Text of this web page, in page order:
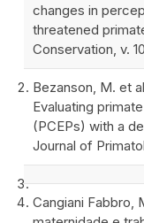
changes in
threatened
Conservation, v.
Bezanson, M. et
Evaluating
(PCEPs) with a
Journal of
Cangiani Fabbro,